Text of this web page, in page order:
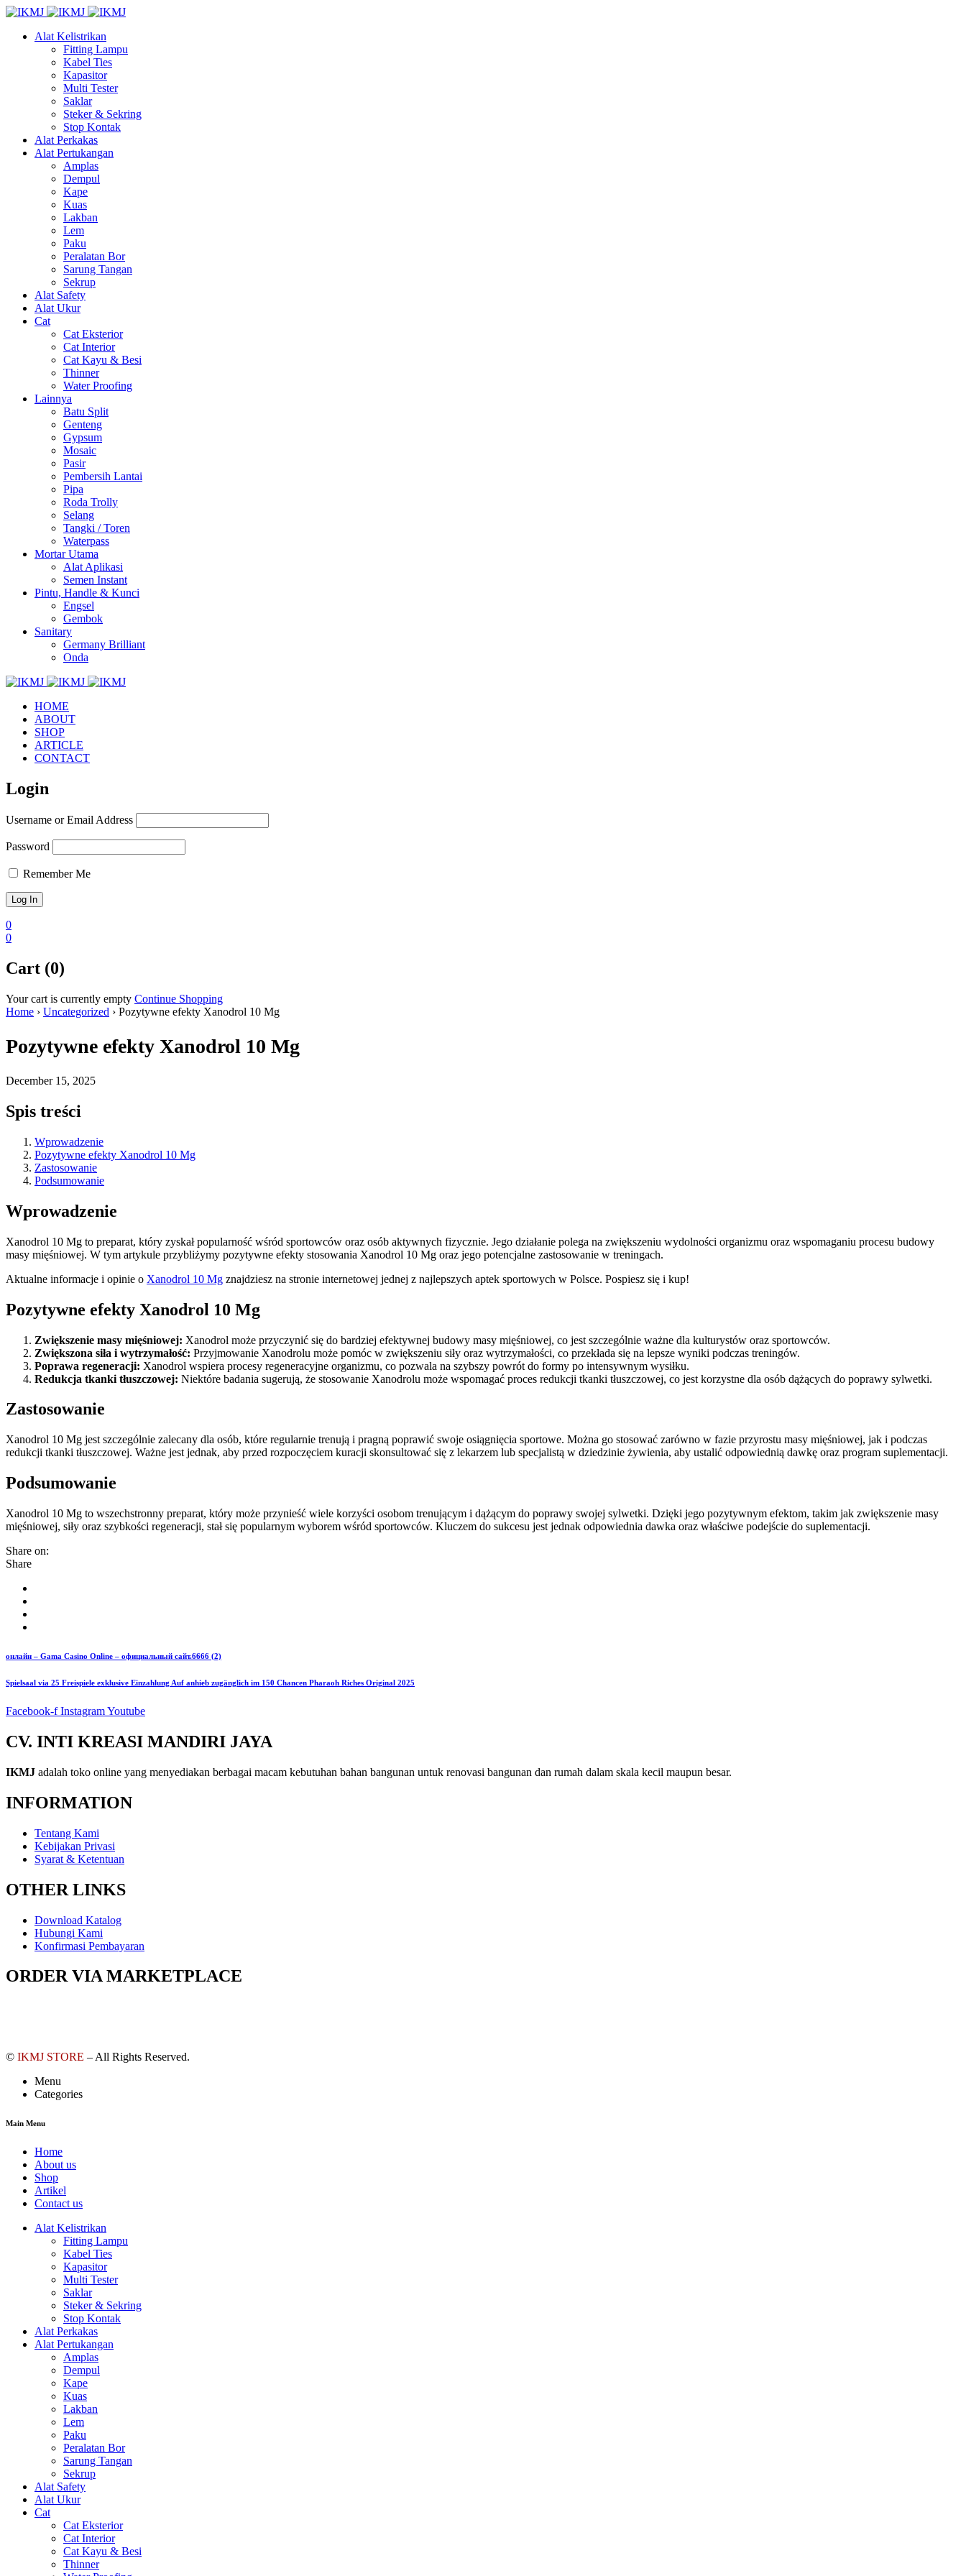
Alat Kelistrikan
Fitting Lampu
Kabel Ties
Kapasitor
Multi Tester
Saklar
Steker & Sekring
Stop Kontak
Alat Perkakas
Alat Pertukangan
Amplas
Dempul
Kape
Kuas
Lakban
Lem
Paku
Peralatan Bor
Sarung Tangan
Sekrup
Alat Safety
Alat Ukur
Cat
Cat Eksterior
Cat Interior
Cat Kayu & Besi
Thinner
Water Proofing
Lainnya
Batu Split
Genteng
Gypsum
Mosaic
Pasir
Pembersih Lantai
Pipa
Roda Trolly
Selang
Tangki / Toren
Waterpass
Mortar Utama
Alat Aplikasi
Semen Instant
Pintu, Handle & Kunci
Engsel
Gembok
Sanitary
Germany Brilliant
Onda
HOME
ABOUT
SHOP
ARTICLE
CONTACT
Login
Username or Email Address
Password
Remember Me
0
0
Cart (0)
Your cart is currently empty Continue Shopping
Home › Uncategorized › Pozytywne efekty Xanodrol 10 Mg
Pozytywne efekty Xanodrol 10 Mg
December 15, 2025
Spis treści
Wprowadzenie
Pozytywne efekty Xanodrol 10 Mg
Zastosowanie
Podsumowanie
Wprowadzenie
Xanodrol 10 Mg to preparat, który zyskał popularność wśród sportowców oraz osób aktywnych fizycznie. Jego działanie polega na zwiększeniu wydolności organizmu oraz wspomaganiu procesu budowy
masy mięśniowej. W tym artykule przybliżymy pozytywne efekty stosowania Xanodrol 10 Mg oraz jego potencjalne zastosowanie w treningach.
Aktualne informacje i opinie o Xanodrol 10 Mg znajdziesz na stronie internetowej jednej z najlepszych aptek sportowych w Polsce. Pospiesz się i kup!
Pozytywne efekty Xanodrol 10 Mg
Zwiększenie masy mięśniowej: Xanodrol może przyczynić się do bardziej efektywnej budowy masy mięśniowej, co jest szczególnie ważne dla kulturystów oraz sportowców.
Zwiększona siła i wytrzymałość: Przyjmowanie Xanodrolu może pomóc w zwiększeniu siły oraz wytrzymałości, co przekłada się na lepsze wyniki podczas treningów.
Poprawa regeneracji: Xanodrol wspiera procesy regeneracyjne organizmu, co pozwala na szybszy powrót do formy po intensywnym wysiłku.
Redukcja tkanki tłuszczowej: Niektóre badania sugerują, że stosowanie Xanodrolu może wspomagać proces redukcji tkanki tłuszczowej, co jest korzystne dla osób dążących do poprawy sylwetki.
Zastosowanie
Xanodrol 10 Mg jest szczególnie zalecany dla osób, które regularnie trenują i pragną poprawić swoje osiągnięcia sportowe. Można go stosować zarówno w fazie przyrostu masy mięśniowej, jak i podczas
redukcji tkanki tłuszczowej. Ważne jest jednak, aby przed rozpoczęciem kuracji skonsultować się z lekarzem lub specjalistą w dziedzinie żywienia, aby ustalić odpowiednią dawkę oraz program suplementacji.
Podsumowanie
Xanodrol 10 Mg to wszechstronny preparat, który może przynieść wiele korzyści osobom trenującym i dążącym do poprawy swojej sylwetki. Dzięki jego pozytywnym efektom, takim jak zwiększenie masy
mięśniowej, siły oraz szybkości regeneracji, stał się popularnym wyborem wśród sportowców. Kluczem do sukcesu jest jednak odpowiednia dawka oraz właściwe podejście do suplementacji.
Share on:
Share
онлайн – Gama Casino Online – официальный сайт.6666 (2)
Spielsaal via 25 Freispiele exklusive Einzahlung Auf anhieb zugänglich im 150 Chancen Pharaoh Riches Original 2025
Facebook-f InstagramYoutube
CV. INTI KREASI MANDIRI JAYA
IKMJ adalah toko online yang menyediakan berbagai macam kebutuhan bahan bangunan untuk renovasi bangunan dan rumah dalam skala kecil maupun besar.
INFORMATION
Tentang Kami
Kebijakan Privasi
Syarat & Ketentuan
OTHER LINKS
Download Katalog
Hubungi Kami
Konfirmasi Pembayaran
ORDER VIA MARKETPLACE
© IKMJ STORE – All Rights Reserved.
Menu
Categories
Main Menu
Home
About us
Shop
Artikel
Contact us
Alat Kelistrikan
Fitting Lampu
Kabel Ties
Kapasitor
Multi Tester
Saklar
Steker & Sekring
Stop Kontak
Alat Perkakas
Alat Pertukangan
Amplas
Dempul
Kape
Kuas
Lakban
Lem
Paku
Peralatan Bor
Sarung Tangan
Sekrup
Alat Safety
Alat Ukur
Cat
Cat Eksterior
Cat Interior
Cat Kayu & Besi
Thinner